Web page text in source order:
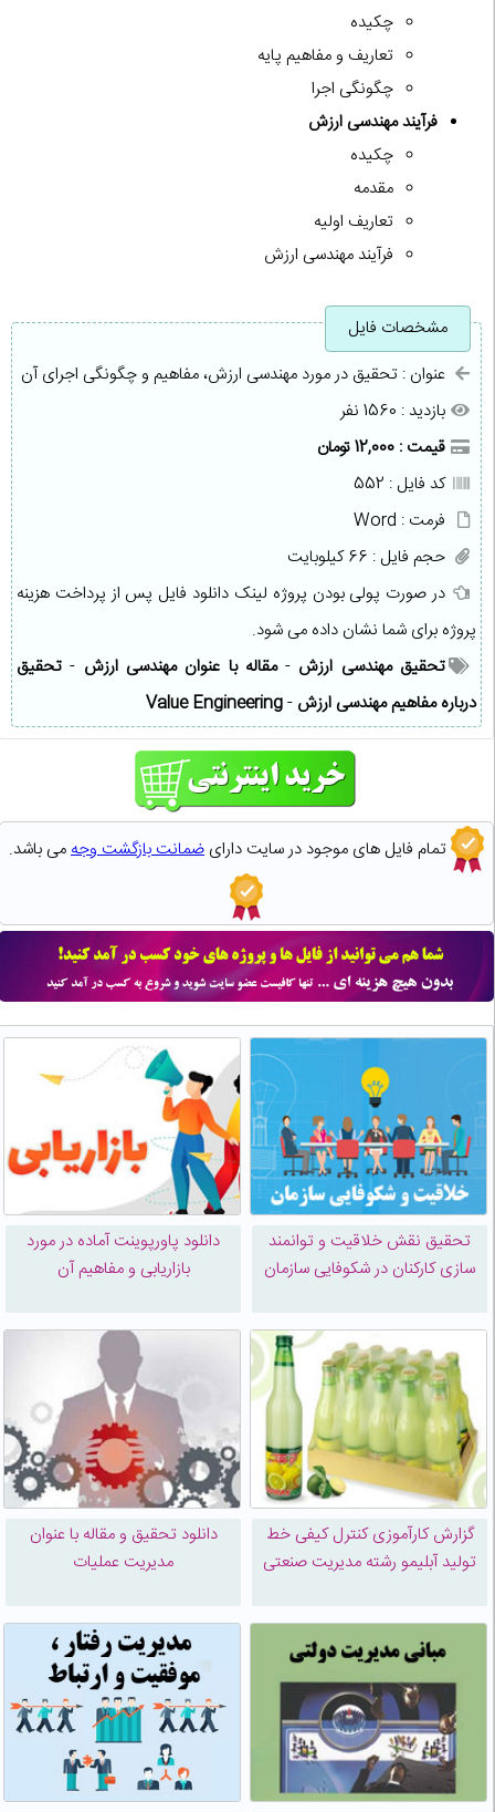
چکیده
تعاریف و مفاهیم پایه
چگونگی اجرا
فرآیند مهندسی ارزش
چکیده
مقدمه
تعاریف اولیه
فرآیند مهندسی ارزش
مشخصات فایل
عنوان : تحقیق در مورد مهندسی ارزش، مفاهیم و چگونگی اجرای آن
بازدید : 1560 نفر
قیمت : 12,000 تومان
کد فایل : 552
فرمت : Word
حجم فایل : 66 کیلوبایت
در صورت پولی بودن پروژه لینک دانلود فایل پس از پرداخت هزینه
پروژه برای شما نشان داده می شود.
تحقیق مهندسی ارزش- مقاله با عنوان مهندسی ارزش- تحقیق
درباره مفاهیم مهندسی ارزش-
Value Engineering
تمام فایل های موجود در سایت دارای ضمانت بازگشت وجهمی باشد.
تحقیق نقش خلاقيت و توانمند
سازی کارکنان در شكوفایی سازمان
دانلود پاورپوینت آماده در مورد
بازاریابی و مفاهیم آن
گزارش کارآموزی کنترل کیفی خط
تولید آبلیمو رشته مدیریت صنعتی
دانلود تحقیق و مقاله با عنوان
مدیریت عملیات